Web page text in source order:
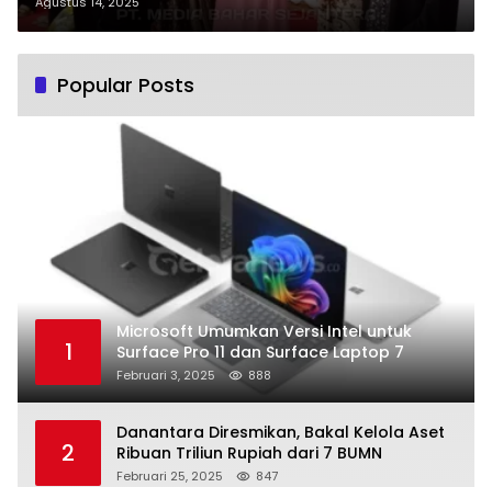
Popular Posts
1
Microsoft Umumkan Versi Intel untuk
Surface Pro 11 dan Surface Laptop 7
Februari 3, 2025 888
2
Danantara Diresmikan, Bakal Kelola Aset
Ribuan Triliun Rupiah dari 7 BUMN
Februari 25, 2025 847